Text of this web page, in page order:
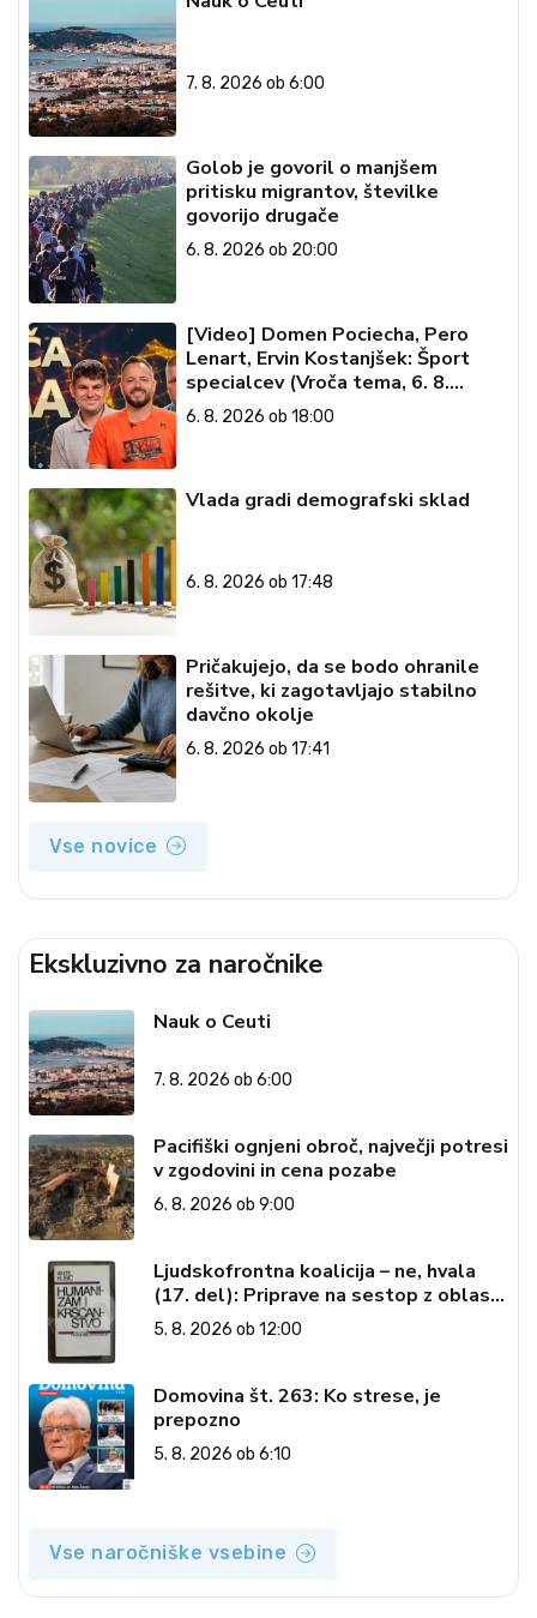
7. 8. 2026 ob 6:00
Golob je govoril o manjšem
pritisku migrantov, številke
govorijo drugače
6. 8. 2026 ob 20:00
[Video] Domen Pociecha, Pero
Lenart, Ervin Kostanjšek: Šport
specialcev (Vroča tema, 6. 8.
2026)
6. 8. 2026 ob 18:00
Vlada gradi demografski sklad
6. 8. 2026 ob 17:48
Pričakujejo, da se bodo ohranile
rešitve, ki zagotavljajo stabilno
davčno okolje
6. 8. 2026 ob 17:41
Vse novice
Ekskluzivno za naročnike
Nauk o Ceuti
7. 8. 2026 ob 6:00
Pacifiški ognjeni obroč, največji potresi
v zgodovini in cena pozabe
6. 8. 2026 ob 9:00
Ljudskofrontna koalicija – ne, hvala
(17. del): Priprave na sestop z oblasti
– dvorska opozicija 6: Gramsci na delu:
Revija 2000 in revolucionarna
5. 8. 2026 ob 12:00
Domovina št. 263: Ko strese, je
prepozno
5. 8. 2026 ob 6:10
Vse naročniške vsebine